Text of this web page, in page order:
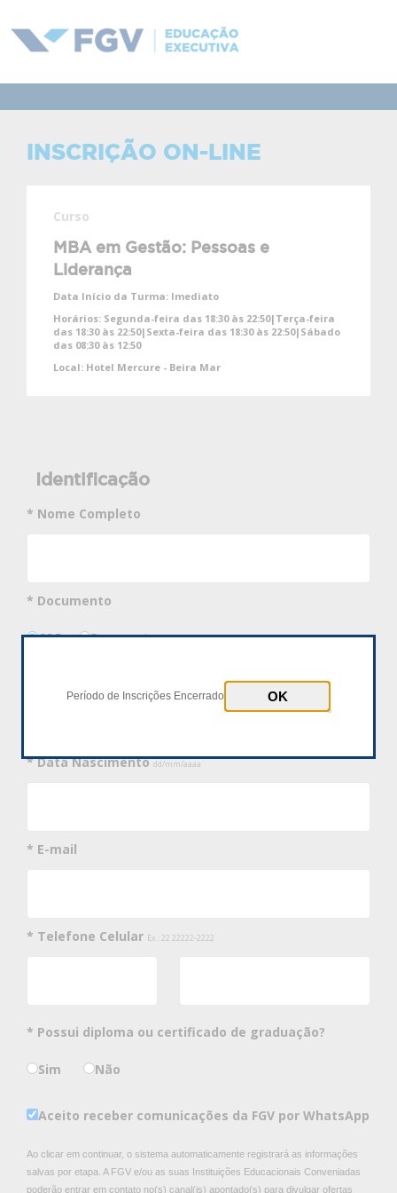
INSCRIÇÃO ON-LINE
Curso
MBA em Gestão: Pessoas e
Liderança
Data Início da Turma: Imediato
Horários: Segunda-feira das 18:30 às 22:50|Terça-feira
das 18:30 às 22:50|Sexta-feira das 18:30 às 22:50|Sábado
das 08:30 às 12:50
Local: Hotel Mercure - Beira Mar
Identificação
* Nome Completo
* Documento
CPF Passaporte
* Data Nascimento dd/mm/aaaa
* E-mail
* Telefone Celular Ex.: 22 22222-2222
* Possui diploma ou certificado de graduação?
Sim Não
Aceito receber comunicações da FGV por WhatsApp
Ao clicar em continuar, o sistema automaticamente registrará as informações
salvas por etapa. A FGV e/ou as suas Instituições Educacionais Conveniadas
poderão entrar em contato no(s) canal(is) apontado(s) para divulgar ofertas
Período de Inscrições Encerrado